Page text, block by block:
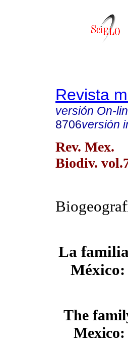
Revista
versión On-
8706versión
Rev. Mex.
Biodiv.
La
The